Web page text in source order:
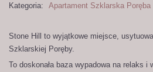
Kategoria: Apartament Szklarska Poręba
Stone Hill to wyjątkowe miejsce,
Szklarskiej Poręby.
To doskonała baza wypadowa na relaks